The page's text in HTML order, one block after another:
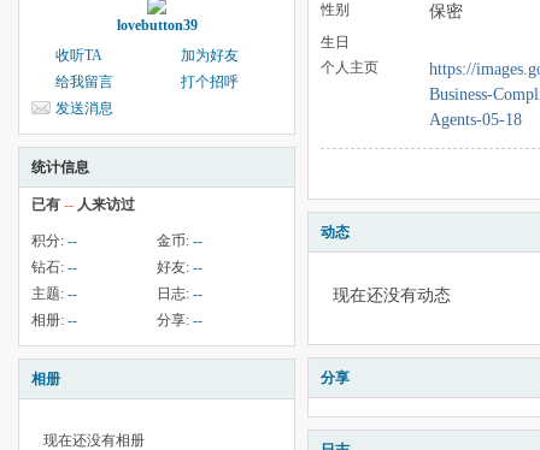
lovebutton39
收听TA
加为好友
给我留言
打个招呼
发送消息
统计信息
已有 -- 人来访过
积分: -- 金币: --
钻石: -- 好友: --
主题: -- 日志: --
相册: -- 分享: --
相册
现在还没有相册
性别 保密
生日
个人主页
https://
Business-
Agents-05-18
动态
现在还没有动态
分享